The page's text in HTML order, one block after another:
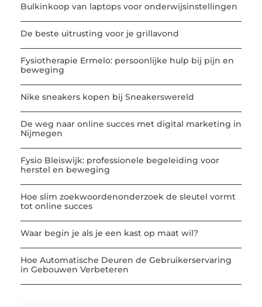
Bulkinkoop van laptops voor onderwijsinstellingen
De beste uitrusting voor je grillavond
Fysiotherapie Ermelo: persoonlijke hulp bij pijn en
beweging
Nike sneakers kopen bij Sneakerswereld
De weg naar online succes met digital marketing in
Nijmegen
Fysio Bleiswijk: professionele begeleiding voor
herstel en beweging
Hoe slim zoekwoordenonderzoek de sleutel vormt
tot online succes
Waar begin je als je een kast op maat wil?
Hoe Automatische Deuren de Gebruikerservaring
in Gebouwen Verbeteren